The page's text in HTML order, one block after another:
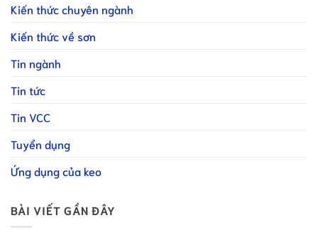
Kiến thức chuyên ngành
Kiến thức về sơn
Tin ngành
Tin tức
Tin VCC
Tuyển dụng
Ứng dụng của keo
BÀI VIẾT GẦN ĐÂY